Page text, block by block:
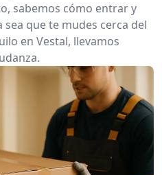
sabemos cómo entrar y
sea que te mudes cerca del
en Vestal, llevamos